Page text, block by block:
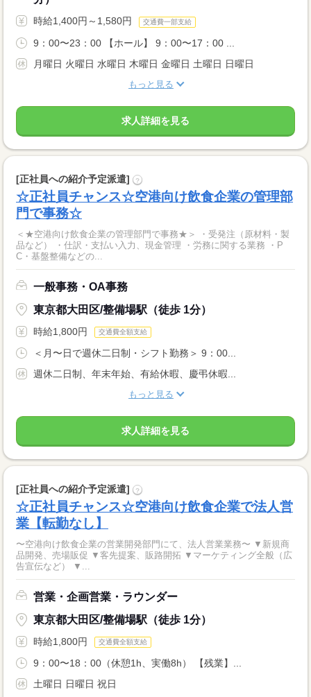
時給1,400円～1,580円 交通費一部支給
9：00〜23：00 【ホール】 9：00〜17：00 ...
月曜日 火曜日 水曜日 木曜日 金曜日 土曜日 日曜日
もっと見る
求人詳細を見る
[正社員への紹介予定派遣] ?
☆正社員チャンス☆空港向け飲食企業の管理部
門で事務☆
＜★空港向け飲食企業の管理部門で事務★＞ ・受発注（原材料・製
品など） ・仕訳・支払い入力、現金管理 ・労務に関する業務 ・P
C・基盤整備などの...
一般事務・OA事務
東京都大田区/整備場駅（徒歩 1分）
時給1,800円 交通費全額支給
＜月〜日で週休二日制・シフト勤務＞ 9：00...
週休二日制、年末年始、有給休暇、慶弔休暇...
もっと見る
求人詳細を見る
[正社員への紹介予定派遣] ?
☆正社員チャンス☆空港向け飲食企業で法人営
業【転勤なし】
〜空港向け飲食企業の営業開発部門にて、法人営業業務〜 ▼新規商
品開発、売場販促 ▼客先提案、販路開拓 ▼マーケティング全般（広
告宣伝など） ▼...
営業・企画営業・ラウンダー
東京都大田区/整備場駅（徒歩 1分）
時給1,800円 交通費全額支給
9：00〜18：00（休憩1h、実働8h） 【残業】...
土曜日 日曜日 祝日